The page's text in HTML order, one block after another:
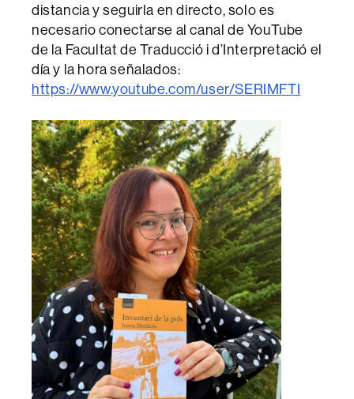
distancia y seguirla en directo, solo es
necesario conectarse al canal de YouTube
de la Facultat de Traducció i d’Interpretació el
día y la hora señalados:
https://www.youtube.com/user/SERIMFTI